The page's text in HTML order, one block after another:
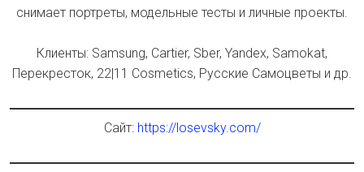
снимает портреты, модельные тесты и личные проекты.
Клиенты: Samsung, Cartier, Sber, Yandex, Samokat,
Перекресток, 22|11 Cosmetics, Русские Самоцветы и др.
Сайт: https://losevsky.com/